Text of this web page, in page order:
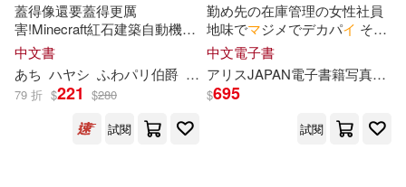
tatapopo(2)
かしわぎつきこ(2)
しょうじひでまさ(2)
サイバーエージェント(1)
シンコーミュージック(1)
蓋得像還要蓋得更厲
害!Minecraft紅石建築自動機關
寶典
中文書
あち ハヤシ ふわパリ伯爵 王育貞
79 折 $221 $280
試閱
勤め先の在庫管理の女性社員
地味でマジメでデカパイ それ
だけの娘だと思っていたら全
然違くて激ヤバの性欲モン
タ ー
だった 総集版 佐知子 ア
リスJAPAN電子書籍写真集
中文電子書
アリ スJAPAN電子書籍写真集
$695
試閱